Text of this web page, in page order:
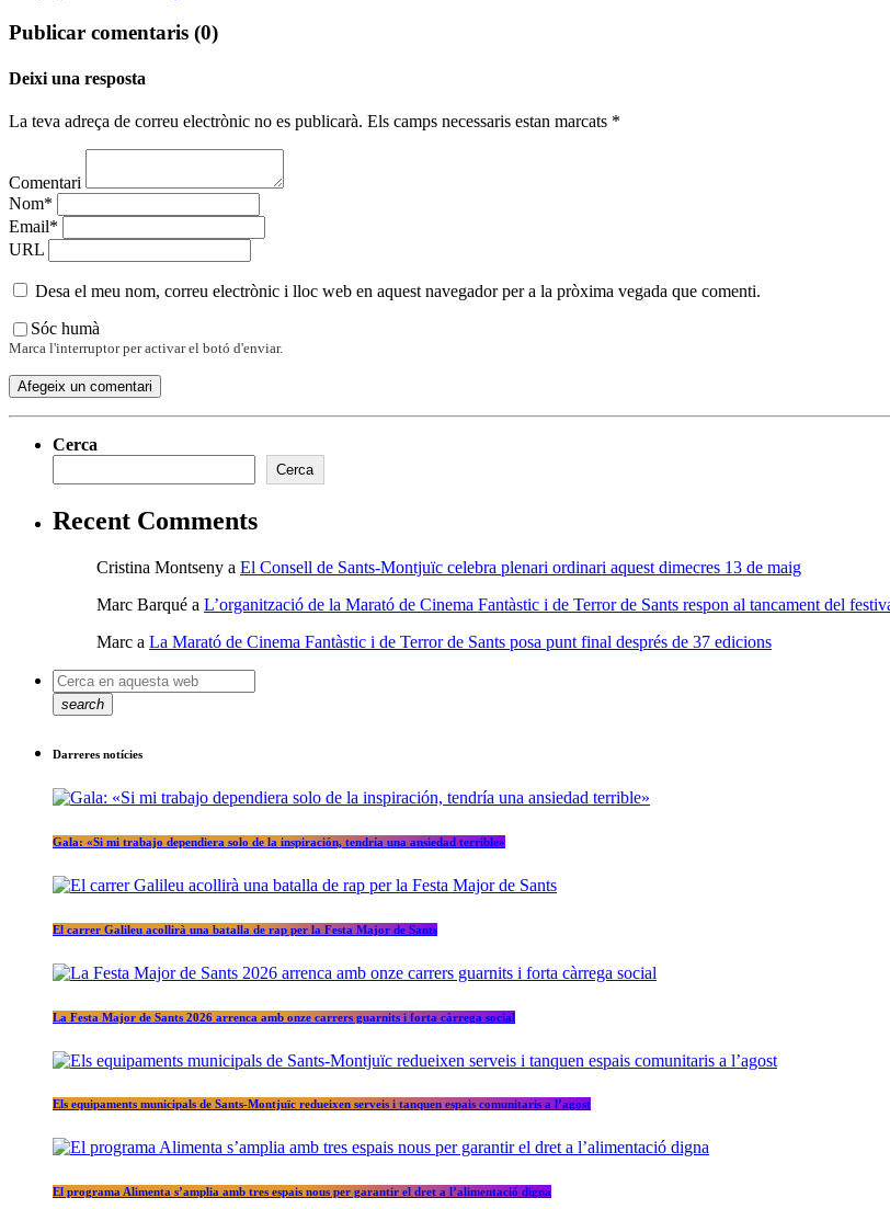
Publicar comentaris (0)
Deixi una resposta
La teva adreça de correu electrònic no es publicarà. Els camps necessaris estan marcats *
Comentari
Nom*
Email*
URL
Desa el meu nom, correu electrònic i lloc web en aquest navegador per a la pròxima vegada que comenti.
Sóc humà
Marca l'interruptor per activar el botó d'enviar.
Cerca
Cerca
Recent Comments
Cristina Montseny a El Consell de Sants-Montjuïc celebra plenari ordinari aquest dimecres 13 de maig
Marc Barqué a L’organització de la Marató de Cinema Fantàstic i de Terror de Sants respon al tancament del
Marc a La Marató de Cinema Fantàstic i de Terror de Sants posa punt final després de 37 edicions
search
Darreres notícies
Gala: «Si mi trabajo dependiera solo de la inspiración, tendría una ansiedad terrible»
El carrer Galileu acollirà una batalla de rap per la Festa Major de Sants
La Festa Major de Sants 2026 arrenca amb onze carrers guarnits i forta càrrega social
Els equipaments municipals de Sants-Montjuïc redueixen serveis i tanquen espais comunitaris a l’agost
El programa Alimenta s’amplia amb tres espais nous per garantir el dret a l’alimentació digna